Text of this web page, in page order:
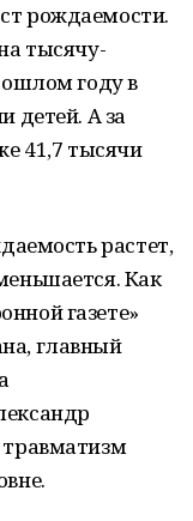
рождаемости.
тысячу-
году в
детей. А за
41,7 тысячи
растет,
Как
газете»
главный